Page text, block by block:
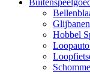
Glijbanen
Hobbel